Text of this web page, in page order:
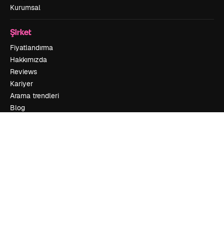
Kurumsal
Şirket
Fiyatlandırma
Hakkımızda
Reviews
Kariyer
Arama trendleri
Blog